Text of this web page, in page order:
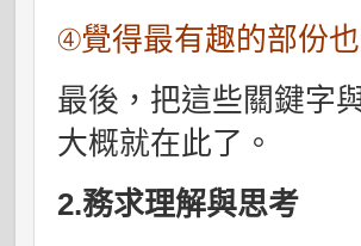
④覺得最有趣的部份也
最後，把這些關鍵字
大概就在此了。
2.務求理解與思考